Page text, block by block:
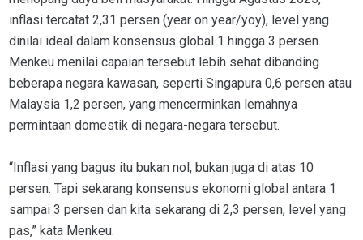
inflasi tercatat 2,31 persen (year on year/yoy), level yang
dinilai ideal dalam konsensus global 1 hingga 3 persen.
Menkeu menilai capaian tersebut lebih sehat dibanding
beberapa negara kawasan, seperti Singapura 0,6 persen atau
Malaysia 1,2 persen, yang mencerminkan lemahnya
permintaan domestik di negara-negara tersebut.
“Inflasi yang bagus itu bukan nol, bukan juga di atas 10
persen. Tapi sekarang konsensus ekonomi global antara 1
sampai 3 persen dan kita sekarang di 2,3 persen, level yang
pas,” kata Menkeu.